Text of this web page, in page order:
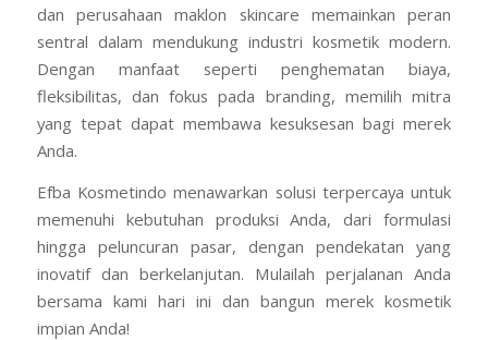
dan perusahaan maklon skincare memainkan peran
sentral dalam mendukung industri kosmetik modern.
Dengan manfaat seperti penghematan biaya,
fleksibilitas, dan fokus pada branding, memilih mitra
yang tepat dapat membawa kesuksesan bagi merek
Anda.
Efba Kosmetindo menawarkan solusi terpercaya untuk
memenuhi kebutuhan produksi Anda, dari formulasi
hingga peluncuran pasar, dengan pendekatan yang
inovatif dan berkelanjutan. Mulailah perjalanan Anda
bersama kami hari ini dan bangun merek kosmetik
impian Anda!